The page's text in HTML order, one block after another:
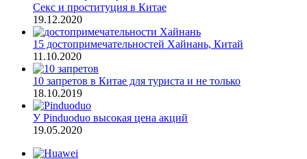
Секс и проституция в Китае
19.12.2020
15 достопримечательностей Хайнань, Китай
11.10.2020
10 запретов в Китае для туриста и не только
18.10.2019
У Pinduoduo высокая цена акций
19.05.2020